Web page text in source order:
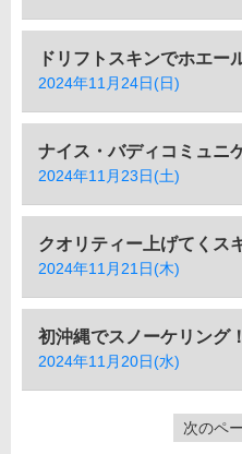
ドリフトスキンでホエー
2024年11月24日(日)
ナイス・バディコミュニ
2024年11月23日(土)
クオリティー上げてくス
2024年11月21日(木)
初沖縄でスノーケリング！
2024年11月20日(水)
次のペ